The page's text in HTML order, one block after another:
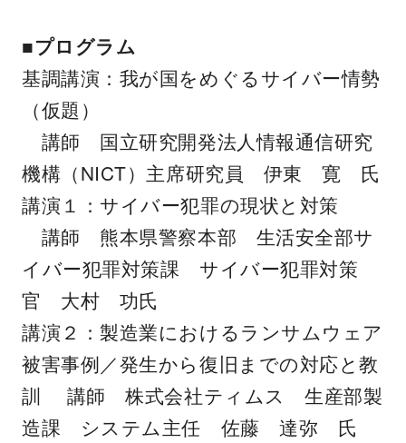
■プログラム
基調講演：我が国をめぐるサイバー情勢
（仮題）
講師 国立研究開発法人情報通信研究
機構（NICT）主席研究員 伊東 寛 氏
講演１：サイバー犯罪の現状と対策
講師 熊本県警察本部 生活安全部サ
イバー犯罪対策課 サイバー犯罪対策
官 大村 功氏
講演２：製造業におけるランサムウェア
被害事例／発生から復旧までの対応と教
訓 講師 株式会社ティムス 生産部製
造課 システム主任 佐藤 達弥 氏